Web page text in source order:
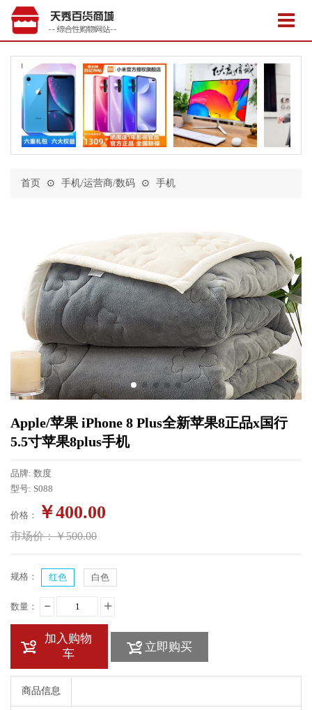
首页 ⊙ 手机/运营商/数码 ⊙ 手机
Apple/苹果 iPhone 8 Plus全新苹果8正品x国行
5.5寸苹果8plus手机
品牌: 数度
型号: S088
价格： ￥400.00
市场价：￥500.00
规格： 红色 白色
数量：
加入购物
车
立即购买
商品信息